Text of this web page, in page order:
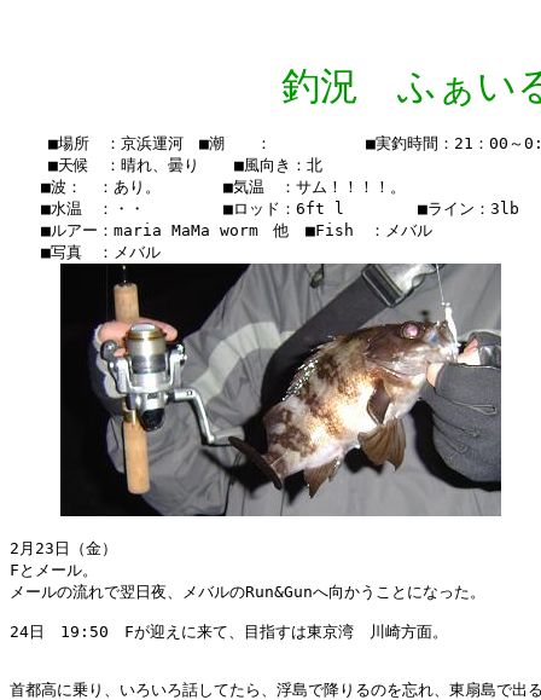
釣況 ふぁい
■場所　：京浜運河　■潮　　：　　　　　　■実釣時間：21：00
    ■天候　：晴れ、曇り  　■風向き：北
■波：　：あり。　　　　■気温　：サム！！！！。
■水温　：・・　　　　　■ロッド：6ft l      　■ライン：3lb
■ルアー：maria MaMa worm　他　■Fish　：メバル
■写真　：メバル
2月23日（金）
Fとメール。
メールの流れで翌日夜、メバルのRun&Gunへ向かうことになった。
24日　19:50　Fが迎えに来て、目指すは東京湾　川崎方面。
首都高に乗り、いろいろ話してたら、浮島で降りるのを忘れ、東扇島で出